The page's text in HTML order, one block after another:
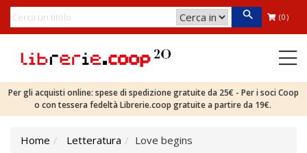
(0)
Per gli acquisti online: spese di spedizione gratuite da 25€ - Per i soci Coop
o con tessera fedeltà Librerie.coop gratuite a partire da 19€.
Home Letteratura Love begins